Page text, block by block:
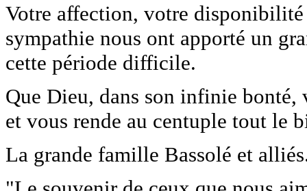
Votre affection, votre disponibilité
sympathie nous ont apporté un
cette période difficile.
Que Dieu, dans son infinie bonté,
et vous rende au centuple tout le
La grande famille Bassolé et